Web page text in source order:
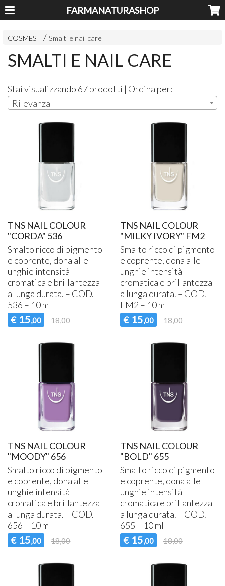
FARMANATURASHOP
COSMESI Smalti e nail care
SMALTI E NAIL CARE
Stai visualizzando 67 prodotti | Ordina per:
Rilevanza
TNS NAIL COLOUR
"CORDA" 536
Smalto ricco di pigmento
e coprente, dona alle
unghie intensità
cromatica e brillantezza
a lunga durata. – COD.
536 – 10 ml
€ 15,00 18,00
TNS NAIL COLOUR
"MILKY IVORY" FM2
Smalto ricco di pigmento
e coprente, dona alle
unghie intensità
cromatica e brillantezza
a lunga durata. – COD.
FM2 – 10 ml
€ 15,00 18,00
TNS NAIL COLOUR
"MOODY" 656
Smalto ricco di pigmento
e coprente, dona alle
unghie intensità
cromatica e brillantezza
a lunga durata. – COD.
656 – 10 ml
€ 15,00 18,00
TNS NAIL COLOUR
"BOLD" 655
Smalto ricco di pigmento
e coprente, dona alle
unghie intensità
cromatica e brillantezza
a lunga durata. – COD.
655 – 10 ml
€ 15,00 18,00